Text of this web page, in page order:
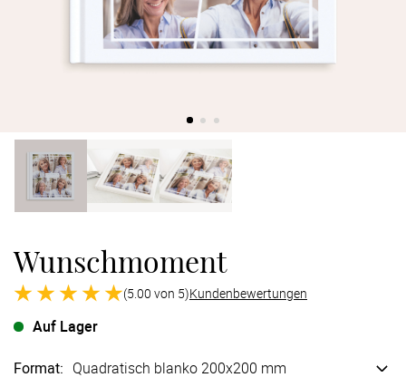
Wunschmoment
(5.00 von 5)Kundenbewertungen
Auf Lager
Format: Quadratisch blanko 200x200 mm